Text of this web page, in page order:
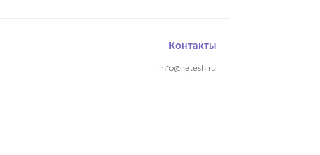
Контакты
info@qetesh.ru